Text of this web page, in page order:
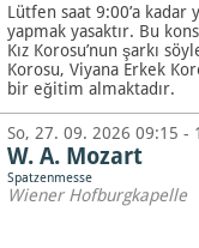
Lütfen saat 9:00’a kadar
yapmak yasaktır. Bu
Kız Korosu’nun şarkı
Korosu, Viyana Erkek
bir eğitim almaktadır.
So, 27. 09. 2026 09:15 -
W. A. Mozart
Spatzenmesse
Wiener Hofburgkapelle